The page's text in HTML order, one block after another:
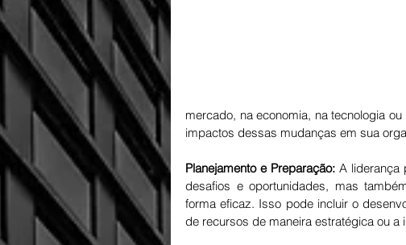
mercado, na economia, na tecnologia
impactos dessas mudanças em sua
Planejamento e Preparação: A liderança
desafios e oportunidades, mas
forma eficaz. Isso pode incluir o
de recursos de maneira estratégica ou